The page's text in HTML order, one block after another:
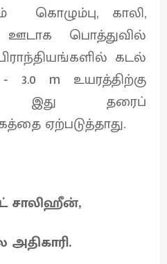
கொழும்பு, காலி,
பொத்துவில்
கடல்
m உயரத்திற்கு
இது தரைப்
ஏற்படுத்தாது.
சாலிஹீன்,